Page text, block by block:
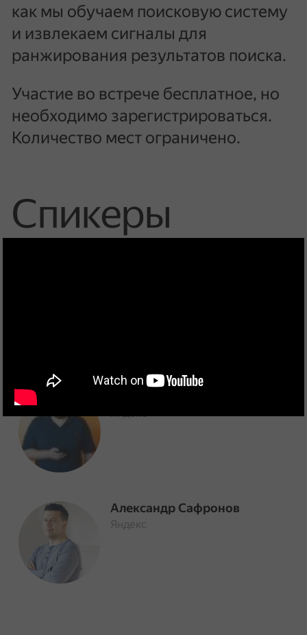
как мы обучаем поисковую систему
и извлекаем сигналы для
ранжирования результатов поиска.
Участие во встрече бесплатное, но
необходимо зарегистрироваться.
Количество мест ограничено.
Спикеры
Александр Сафронов
Яндекс